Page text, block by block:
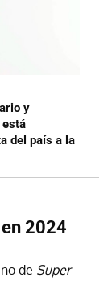
y
está
del país a la
2024
de Super